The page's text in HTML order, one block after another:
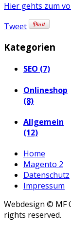
Hier gehts zum
Tweet
Kategorien
SEO (7)
Onlineshop
(8)
Allgemein
(12)
Home
Magento 2
Datenschutz
Impressum
Webdesign © MF
rights reserved.